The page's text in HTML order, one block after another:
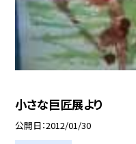
小さな巨匠展より
公開日 2012/01/30